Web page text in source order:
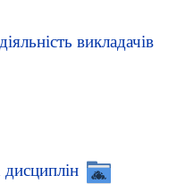
викладачів